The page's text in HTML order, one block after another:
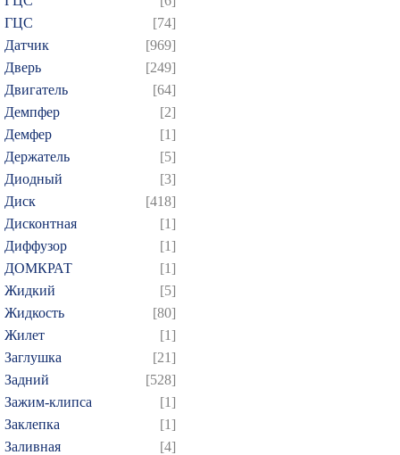
ГЦС
[74]
Датчик
[969]
Дверь
[249]
Двигатель
[64]
Демпфер
[2]
Демфер
[1]
Держатель
[5]
Диодный
[3]
Диск
[418]
Дисконтная
[1]
Диффузор
[1]
ДОМКРАТ
[1]
Жидкий
[5]
Жидкость
[80]
Жилет
[1]
Заглушка
[21]
Задний
[528]
Зажим-клипса
[1]
Заклепка
[1]
Заливная
[4]